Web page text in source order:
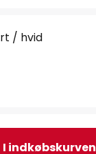
/ hvid
I indkøbskurven